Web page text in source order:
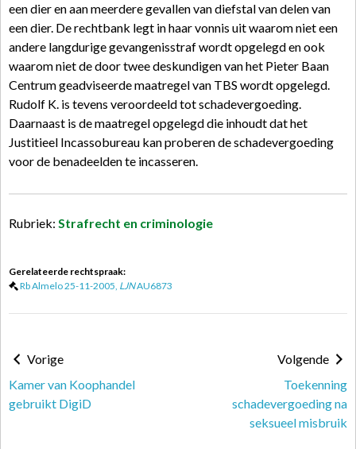
een dier en aan meerdere gevallen van diefstal van delen van
een dier. De rechtbank legt in haar vonnis uit waarom niet een
andere langdurige gevangenisstraf wordt opgelegd en ook
waarom niet de door twee deskundigen van het Pieter Baan
Centrum geadviseerde maatregel van TBS wordt opgelegd.
Rudolf K. is tevens veroordeeld tot schadevergoeding.
Daarnaast is de maatregel opgelegd die inhoudt dat het
Justitieel Incassobureau kan proberen de schadevergoeding
voor de benadeelden te incasseren.
Rubriek: Strafrecht en criminologie
Gerelateerde rechtspraak:
Rb Almelo 25-11-2005, LJNAU6873
Vorige
Kamer van Koophandel
gebruikt DigiD
Volgende
Toekenning
schadevergoeding na
seksueel misbruik